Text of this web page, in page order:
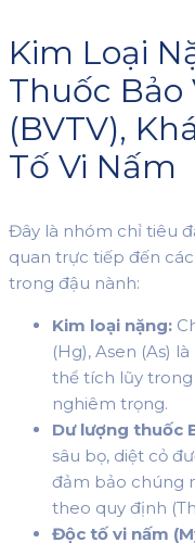
Kim Loại
Thuốc Bảo
(BVTV),
Tố Vi Nấm
Đây là nhóm chỉ tiêu
quan trực tiếp đến
trong đậu nành:
Kim loại nặng:
(Hg), Asen (As)
thể tích lũy trong
nghiêm trọng.
Dư lượng thuốc
sâu bọ, diệt cỏ
đảm bảo chúng
theo quy định
Độc tố vi nấm